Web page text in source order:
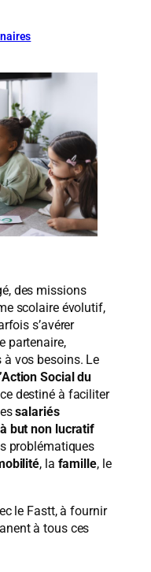
des missions
scolaire évolutif,
s’avérer
partenaire,
à vos besoins. Le
Social du
destiné à faciliter
salariés
but non lucratif
problématiques
, la famille, le
le Fastt, à fournir
à tous ces